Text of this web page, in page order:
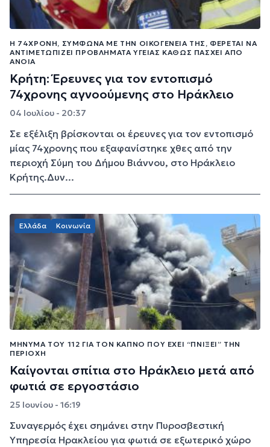
Η 74ΧΡΟΝΗ, ΣΎΜΦΩΝΑ ΜΕ ΤΗΝ ΟΙΚΟΓΈΝΕΙΑ ΤΗΣ, ΦΈΡΕΤΑΙ ΝΑ
ΑΝΤΙΜΕΤΩΠΊΖΕΙ ΠΡΟΒΛΉΜΑΤΑ ΥΓΕΊΑΣ ΚΑΘΏΣ ΠΆΣΧΕΙ ΑΠΌ
ΆΝΟΙΑ
Κρήτη: Έρευνες για τον εντοπισμό
74χρονης αγνοούμενης στο Ηράκλειο
04 Ιουλίου - 20:37
Σε εξέλιξη βρίσκoνται οι έρευνες για τον εντοπισμό
μίας 74χρονης που εξαφανίστηκε χθες από την
περιοχή Σύμη του Δήμου Βιάννου, στο Ηράκλειο
Κρήτης.Δυν...
Ελλάδα Κοινωνία
ΜΉΝΥΜΑ ΤΟΥ 112 ΓΙΑ ΤΟΝ ΚΑΠΝΌ ΠΟΥ ΈΧΕΙ “ΠΝΊΞΕΙ” ΤΗΝ
ΠΕΡΙΟΧΉ
Καίγονται σπίτια στο Ηράκλειο μετά από
φωτιά σε εργοστάσιο
25 Ιουνίου - 16:19
Συναγερμός έχει σημάνει στην Πυροσβεστική
Υπηρεσία Ηρακλείου για φωτιά σε εξωτερικό χώρο